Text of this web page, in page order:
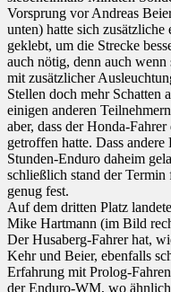
Vorsprung vor Andreas
unten) hatte sich
geklebt, um die Strecke
auch nötig, denn auch
mit zusätzlicher
Stellen doch mehr
einigen anderen
aber, dass der Honda-
getroffen hatte. Dass
Stunden-Enduro daheim
schließlich stand der
genug fest.
Auf dem dritten Platz landete
Mike Hartmann (im Bild
Der Husaberg-Fahrer hat,
Kehr und Beier, ebenfalls
Erfahrung mit Prolog-
der Enduro-WM, wo